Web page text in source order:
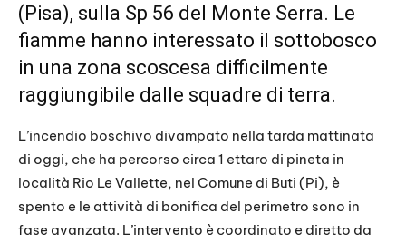
(Pisa), sulla Sp 56 del Monte Serra. Le
fiamme hanno interessato il sottobosco
in una zona scoscesa difficilmente
raggiungibile dalle squadre di terra.
L’incendio boschivo divampato nella tarda mattinata
di oggi, che ha percorso circa 1 ettaro di pineta in
località Rio Le Vallette, nel Comune di Buti (Pi), è
spento e le attività di bonifica del perimetro sono in
fase avanzata. L’intervento è coordinato e diretto da